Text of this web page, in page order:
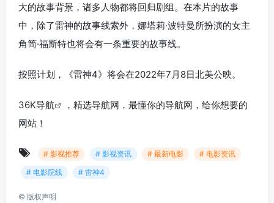
大的故事背景，诸多人物都将回归剧组。在本片的故事
中，除了雷神的故事线索外，娜塔莉·波特曼所扮演的女主
角简·福斯特也将会有一条重要的故事线。
按照计划，《雷神4》将会在2022年7月8日北美公映。
36K导航
，精选导航网，最懂你的导航网，给你想要的
网站！
# 影视推荐 # 影视资讯 # 最新电影
# 电影资讯
# 电影院线
# 雷神4
© 版权声明